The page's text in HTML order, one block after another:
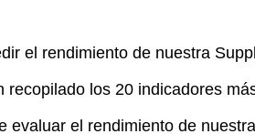
el rendimiento de nuestra
recopilado los 20 indicadores
evaluar el rendimiento de